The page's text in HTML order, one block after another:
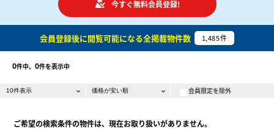
今すぐ無料会員登録!
会員登録後に閲覧可能になる全掲載物件数 1,485件
0件中、 0件を表示中
会員限定を除外
ご希望の検索条件の物件は、現在お取り扱いがありません。